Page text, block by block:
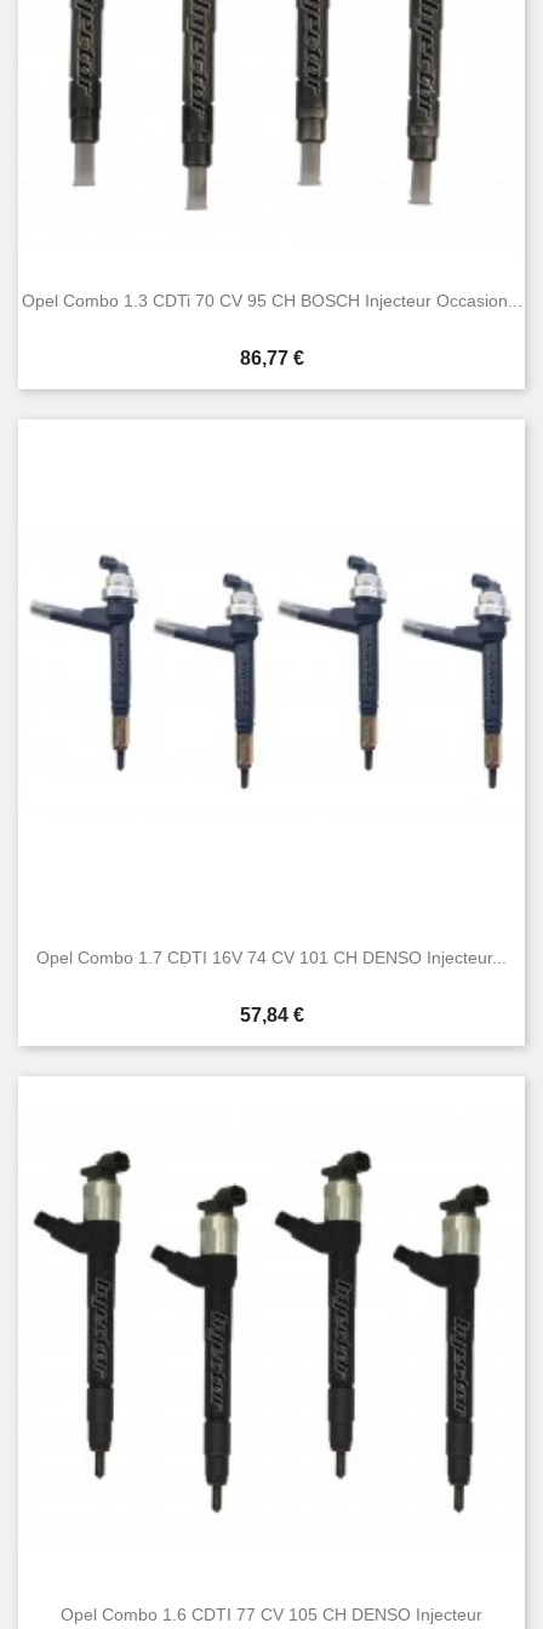
Opel Combo 1.3 CDTi 70 CV 95 CH BOSCH Injecteur Occasion...
Prix
86,77 €
Opel Combo 1.7 CDTI 16V 74 CV 101 CH DENSO Injecteur...
Prix
57,84 €
Opel Combo 1.6 CDTI 77 CV 105 CH DENSO Injecteur